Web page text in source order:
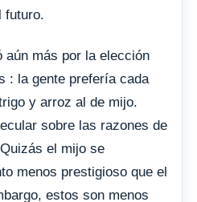
futuro.
aún más por la elección
: la gente prefería cada
y arroz al de mijo.
sobre las razones de
el mijo se
menos prestigioso que el
estos son menos